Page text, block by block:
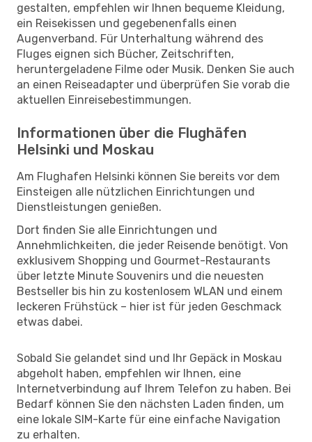
gestalten, empfehlen wir Ihnen bequeme Kleidung,
ein Reisekissen und gegebenenfalls einen
Augenverband. Für Unterhaltung während des
Fluges eignen sich Bücher, Zeitschriften,
heruntergeladene Filme oder Musik. Denken Sie auch
an einen Reiseadapter und überprüfen Sie vorab die
aktuellen Einreisebestimmungen.
Informationen über die Flughäfen
Helsinki und Moskau
Am Flughafen Helsinki können Sie bereits vor dem
Einsteigen alle nützlichen Einrichtungen und
Dienstleistungen genießen.
Dort finden Sie alle Einrichtungen und
Annehmlichkeiten, die jeder Reisende benötigt. Von
exklusivem Shopping und Gourmet-Restaurants
über letzte Minute Souvenirs und die neuesten
Bestseller bis hin zu kostenlosem WLAN und einem
leckeren Frühstück – hier ist für jeden Geschmack
etwas dabei.
Sobald Sie gelandet sind und Ihr Gepäck in Moskau
abgeholt haben, empfehlen wir Ihnen, eine
Internetverbindung auf Ihrem Telefon zu haben. Bei
Bedarf können Sie den nächsten Laden finden, um
eine lokale SIM-Karte für eine einfache Navigation
zu erhalten.